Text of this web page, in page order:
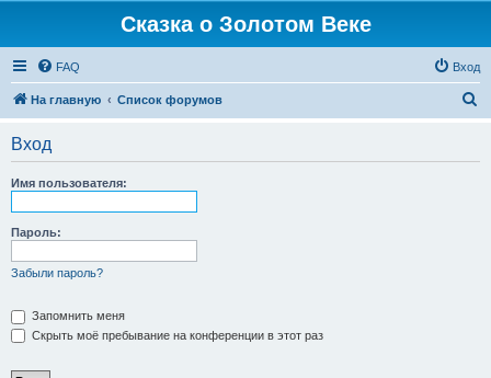
Сказка о Золотом Веке
FAQ Вход
На главную Список форумов
Вход
Имя пользователя:
Пароль:
Забыли пароль?
Запомнить меня
Скрыть моё пребывание на конференции в этот раз